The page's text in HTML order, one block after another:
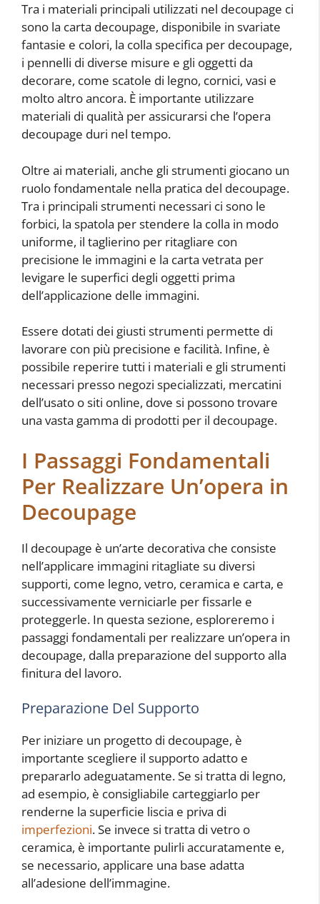
Tra i materiali principali utilizzati nel decoupage ci
sono la carta decoupage, disponibile in svariate
fantasie e colori, la colla specifica per decoupage,
i pennelli di diverse misure e gli oggetti da
decorare, come scatole di legno, cornici, vasi e
molto altro ancora. È importante utilizzare
materiali di qualità per assicurarsi che l’opera
decoupage duri nel tempo.
Oltre ai materiali, anche gli strumenti giocano un
ruolo fondamentale nella pratica del decoupage.
Tra i principali strumenti necessari ci sono le
forbici, la spatola per stendere la colla in modo
uniforme, il taglierino per ritagliare con
precisione le immagini e la carta vetrata per
levigare le superfici degli oggetti prima
dell’applicazione delle immagini.
Essere dotati dei giusti strumenti permette di
lavorare con più precisione e facilità. Infine, è
possibile reperire tutti i materiali e gli strumenti
necessari presso negozi specializzati, mercatini
dell’usato o siti online, dove si possono trovare
una vasta gamma di prodotti per il decoupage.
I Passaggi Fondamentali
Per Realizzare Un’opera in
Decoupage
Il decoupage è un’arte decorativa che consiste
nell’applicare immagini ritagliate su diversi
supporti, come legno, vetro, ceramica e carta, e
successivamente verniciarle per fissarle e
proteggerle. In questa sezione, esploreremo i
passaggi fondamentali per realizzare un’opera in
decoupage, dalla preparazione del supporto alla
finitura del lavoro.
Preparazione Del Supporto
Per iniziare un progetto di decoupage, è
importante scegliere il supporto adatto e
prepararlo adeguatamente. Se si tratta di legno,
ad esempio, è consigliabile carteggiarlo per
renderne la superficie liscia e priva di
imperfezioni. Se invece si tratta di vetro o
ceramica, è importante pulirli accuratamente e,
se necessario, applicare una base adatta
all’adesione dell’immagine.